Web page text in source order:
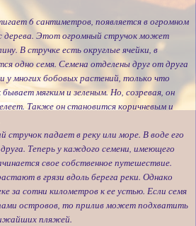
6 сантиметров, появляется в огромном
дерева. Этот огромный стручок может
В стручке есть округлые ячейки, в
одно семя. Семена отделены друг от друга
многих бобовых растений, только что
мягким и зеленым. Но, созревая, он
Также он становится коричневым и
стручок падает в реку или море. В воде его
Теперь у каждого семени, имеющего
свое собственное путешествие.
в грязи вдоль берега реки. Однако
за сотни километров к ее устью. Если семя
островов, то прилив может подхватить
пляжей.